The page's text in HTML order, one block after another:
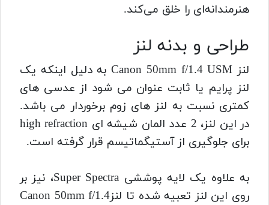
هنرمندانه‌ای را خلق می‌کند.
طراحی و بدنه لنز
لنز Canon 50mm f/1.4 USM به دلیل اینکه یک
لنز پرایم یا ثابت عنوان می شود از عدسی های
کمتری نسبت به لنز های زوم برخوردار می باشد.
در این لنز، 2 عدد المان شیشه‌ ای high refraction
برای جلوگیری از آستیگماتیسم قرار گرفته است.
به علاوه یک لایه پوششی Super Spectra، نیز بر
روی این لنز تعبیه شده تا لنزCanon 50mm f/1.4